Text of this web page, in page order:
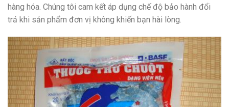
hàng hóa. Chúng tôi cam kết áp dụng chế độ bảo hành đổi
trả khi sản phẩm đơn vị không khiến bạn hài lòng.